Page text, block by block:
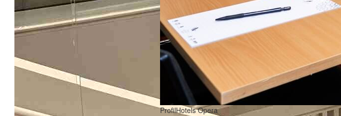
ProfilHotels Opera